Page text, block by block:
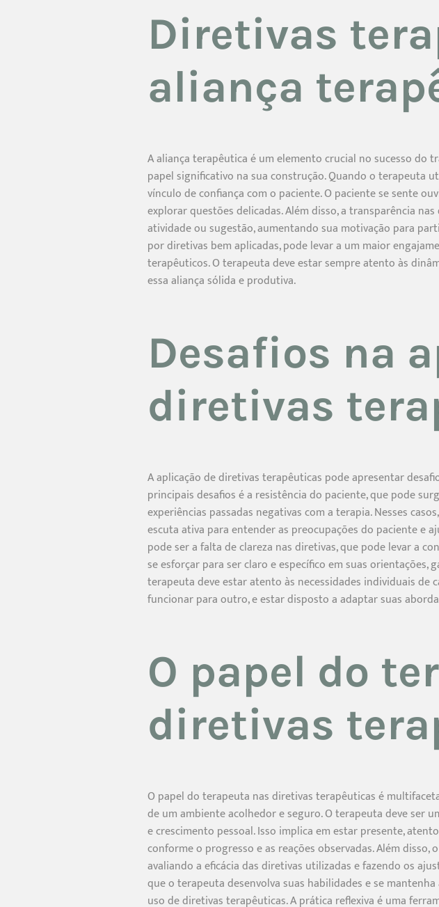
Diretivas
aliança
A aliança terapêutica é um elemento crucial no sucesso do
papel significativo na sua construção. Quando o terapeuta
vínculo de confiança com o paciente. O paciente se sente
explorar questões delicadas. Além disso, a transparência
atividade ou sugestão, aumentando sua motivação para
por diretivas bem aplicadas, pode levar a um maior
terapêuticos. O terapeuta deve estar sempre atento às
essa aliança sólida e produtiva.
Desafios na
diretivas
A aplicação de diretivas terapêuticas pode apresentar
principais desafios é a resistência do paciente, que pode
experiências passadas negativas com a terapia. Nesses
escuta ativa para entender as preocupações do paciente e
pode ser a falta de clareza nas diretivas, que pode levar a
se esforçar para ser claro e específico em suas
terapeuta deve estar atento às necessidades individuais
funcionar para outro, e estar disposto a adaptar suas
O papel do
diretivas
O papel do terapeuta nas diretivas terapêuticas é
de um ambiente acolhedor e seguro. O terapeuta deve ser
e crescimento pessoal. Isso implica em estar presente,
conforme o progresso e as reações observadas. Além
avaliando a eficácia das diretivas utilizadas e fazendo os
que o terapeuta desenvolva suas habilidades e se
uso de diretivas terapêuticas. A prática reflexiva é uma